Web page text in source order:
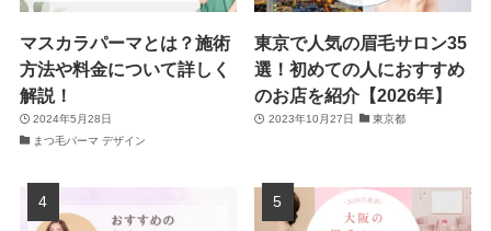
マスカラパーマとは？施術
方法や料金について詳しく
解説！
2024年5月28日
まつ毛パーマ デザイン
東京で人気の眉毛サロン35
選！初めての人におすすめ
のお店を紹介【2026年】
2023年10月27日 東京都